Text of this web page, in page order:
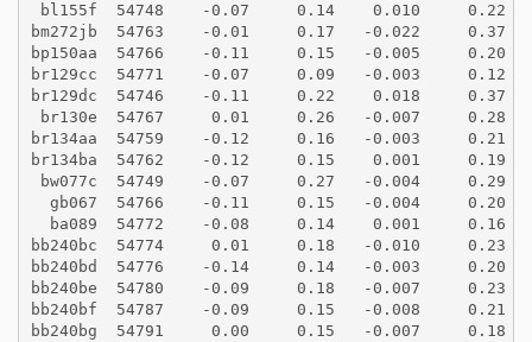
bl155f  54748    -0.07     0.14    0.010     0.22
bm272jb  54763    -0.01     0.17   -0.022     0.37
bp150aa  54766    -0.11     0.15   -0.005     0.20
br129cc  54771    -0.07     0.09   -0.003     0.12
br129dc  54746    -0.11     0.22    0.018     0.37
br130e  54767     0.01     0.26   -0.007     0.28
br134aa  54759    -0.12     0.16   -0.003     0.21
br134ba  54762    -0.12     0.15    0.001     0.19
bw077c  54749    -0.07     0.27   -0.004     0.29
  gb067  54766    -0.11     0.15   -0.004     0.20
  ba089  54772    -0.08     0.14    0.001     0.16
bb240bc  54774     0.01     0.18   -0.010     0.23
bb240bd  54776    -0.14     0.14   -0.003     0.20
bb240be  54780    -0.09     0.18   -0.007     0.23
bb240bf  54787    -0.09     0.15   -0.008     0.21
bb240bg  54791     0.00     0.15   -0.007     0.18